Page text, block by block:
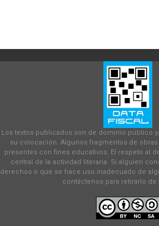
Los textos publicados son de dominio público
su colocación. Algunos fragmentos de
presentes con fines educativos. El respeto al
central de la actividad literaria. Si alguien
derechos o que se hace uso inadecuado de
contáctenos para retirarlo de